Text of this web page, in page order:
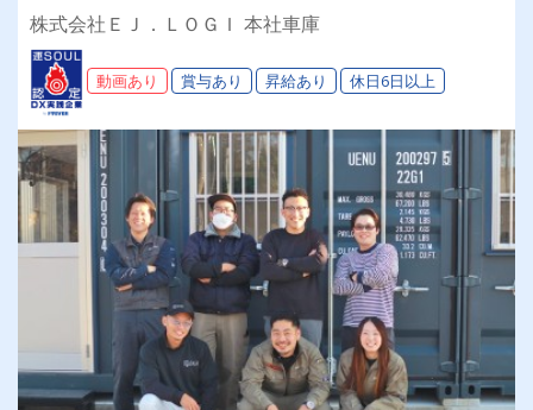
株式会社ＥＪ．ＬＯＧＩ 本社車庫
動画あり 賞与あり 昇給あり 休日6日以上